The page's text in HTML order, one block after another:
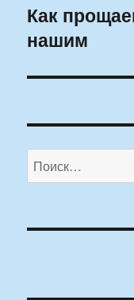
Следующая
запись:
Как
нашим
Искать: